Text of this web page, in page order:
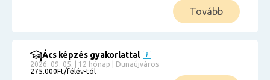
Tovább
Ács képzés gyakorlattal
2026. 09. 05. | 12 hónap | Dunaújváros
275.000Ft/félév-tól